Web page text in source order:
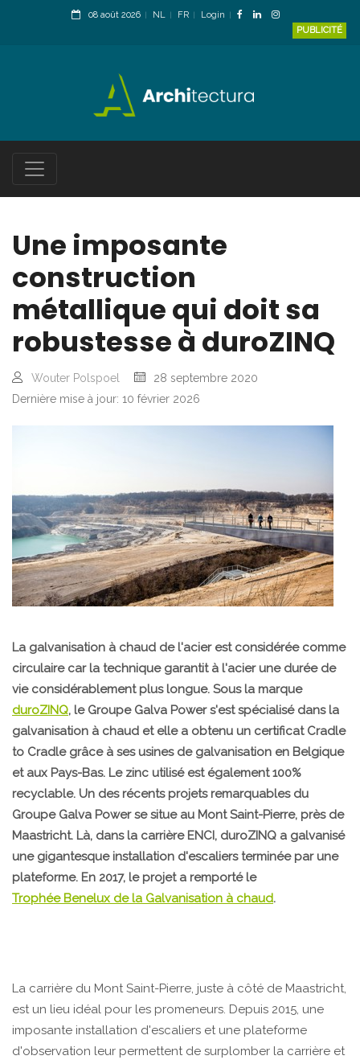
08 août 2026 NL FR
Login
PUBLICITÉ
Une imposante
construction
métallique qui doit sa
robustesse à duroZINQ
Wouter Polspoel
28 septembre 2020
Dernière mise à jour: 10 février 2026
La galvanisation à chaud de l'acier est considérée comme
circulaire car la technique garantit à l'acier une durée de
vie considérablement plus longue. Sous la marque
duroZINQ, le Groupe Galva Power s'est spécialisé dans la
galvanisation à chaud et elle a obtenu un certificat Cradle
to Cradle grâce à ses usines de galvanisation en Belgique
et aux Pays-Bas. Le zinc utilisé est également 100%
recyclable. Un des récents projets remarquables du
Groupe Galva Power se situe au Mont Saint-Pierre, près de
Maastricht. Là, dans la carrière ENCI, duroZINQ a galvanisé
une gigantesque installation d'escaliers terminée par une
plateforme. En 2017, le projet a remporté le
Trophée Benelux de la Galvanisation à chaud.
La carrière du Mont Saint-Pierre, juste à côté de Maastricht,
est un lieu idéal pour les promeneurs. Depuis 2015, une
imposante installation d'escaliers et une plateforme
d'observation leur permettent de surplomber la carrière et